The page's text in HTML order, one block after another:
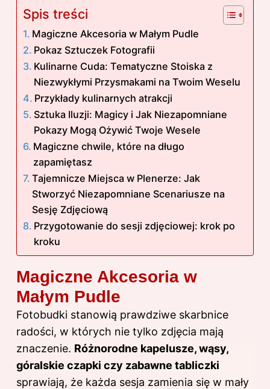
Spis treści
Magiczne Akcesoria w Małym Pudle
Pokaz Sztuczek Fotografii
Kulinarne Cuda: Tematyczne Stoiska z
Niezwykłymi Przysmakami na Twoim Weselu
Przykłady kulinarnych atrakcji
Sztuka Iluzji: Magicy i Jak Niezapomniane
Pokazy Mogą Ożywić Twoje Wesele
Magiczne chwile, które na długo
zapamiętasz
Tajemnicze Miejsca w Plenerze: Jak
Stworzyć Niezapomniane Scenariusze na
Sesję Zdjęciową
Przygotowanie do sesji zdjęciowej: krok po
kroku
Magiczne Akcesoria w
Małym Pudle
Fotobudki stanowią prawdziwe skarbnice
radości, w których nie tylko zdjęcia mają
znaczenie. Różnorodne kapelusze, wąsy,
góralskie czapki czy zabawne tabliczki
sprawiają, że każda sesja zamienia się w mały